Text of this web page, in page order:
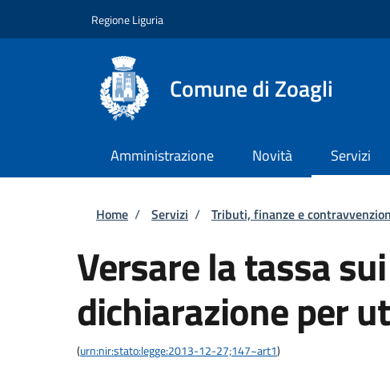
Regione Liguria
Comune di Zoagli
Amministrazione Novità Servizi
Briciole di pane
Home / Servizi / Tributi, finanze e
Versare la tassa
dichiarazione per
(urn:nir:stato:legge:2013-12-27;147~art1)